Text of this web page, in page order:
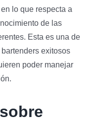
lo que respecta a
de las
Esta es una de
exitosos
poder manejar